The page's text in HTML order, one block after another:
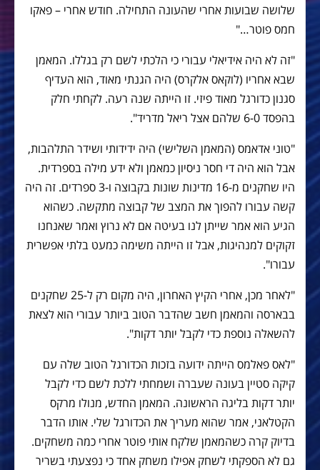
שלושה שבועות אחרי שהעונה התחילה. חודש אחרי – פאקו
חמס פוטר…"
"זה לא היה אידיאלי עבורי כי הלכתי לשם רק בגללו. המאמן
שבא אחריו (לוקאס אלקרס) היה הגנתי מאוד, הוא העדיף
סגנון כדורגל מאוד פיזי. זו הייתה שנה רעה. לקחתי חלק
בהפסד 6-0 שלהם אצל ריאל מדריד".
"טוני אדאמס (המאמן השלישי) היה ידידותי ושידר התלהבות,
אבל הוא היה די חסר ניסיון כמאמן ולא ידע מילה בספרדית.
היו שחקנים מ-16 מדינות שונות בקבוצה ו-3 ספרדים. זה היה
קשה עבורו להפוך את המצב של קבוצה מתקשה. כשהוא
הגיע הוא אמר שייתן לנו בעיטה אם לא נרוץ ואמר שאנחנו
זקוקים למנהיגות, אבל זו הייתה משימה כמעט בלתי אפשרית
עבורו".
"לאחר מכן, אחרי הקיץ האחרון, היה מקום רק ל-25 שחקנים
בבארסה והמאמן חשב שהדבר הטוב ביותר עבורי הוא לצאת
להשאלה נוספת כדי לקבל יותר דקות".
"לאס פאלמס הייתה ידועה בזכות הכדורגל הטוב שלה עם
קיקה סטיין בעונה שעברה ושמחתי ללכת לשם כדי לקבל
יותר דקות בליגה הראשונה. המאמן החדש, מנולו מרקס
הקטלאני, אמר שהוא מעריך את הכדורגל שלי. אותו הדבר
בדיוק קרה כשהמאמן שלקח אותי פוטר אחרי כמה משחקים.
גם לא הספקתי לשחק אפילו משחק אחד כי נפצעתי בשריר